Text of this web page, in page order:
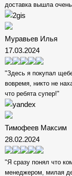
доставка вышла
Муравьев Илья
17.03.2024
"Здесь я покупал
вовремя, никто не
что ребята супер!"
Тимофеев Максим
28.02.2024
"Я сразу понял что
менеджером, милая